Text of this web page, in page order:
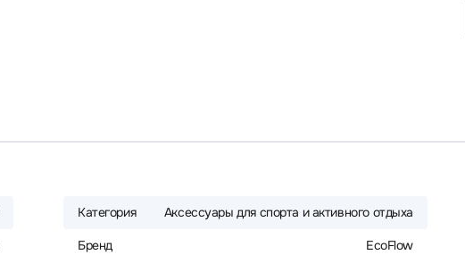
Категория Аксессуары для спорта и активного отдыха
Бренд EcoFlow